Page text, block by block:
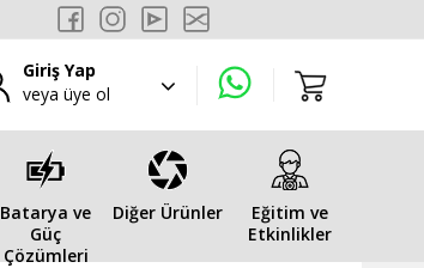
Giriş Yap
veya üye ol
Batarya ve
Güç
Çözümleri
Diğer Ürünler
Eğitim ve
Etkinlikler